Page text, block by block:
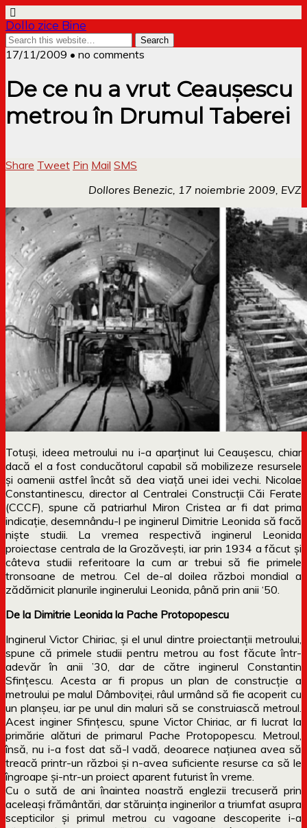
Dollo zice Bine
17/11/2009 • no comments
De ce nu a vrut Ceauşescu
metrou în Drumul Taberei
Share Tweet Pin Mail SMS
Dollores Benezic, 17 noiembrie 2009, EVZ
Totuşi, ideea metroului nu i-a aparţinut lui Ceauşescu, chiar
dacă el a fost conducătorul capabil să mobilizeze resursele
şi oamenii astfel încât să dea viaţă unei idei vechi. Nicolae
Constantinescu, director al Centralei Construcţii Căi Ferate
(CCCF), spune că patriarhul Miron Cristea ar fi dat prima
indicaţie, desemnându-l pe inginerul Dimitrie Leonida să facă
nişte studii. La vremea respectivă inginerul Leonida
proiectase centrala de la Grozăveşti, iar prin 1934 a făcut şi
câteva studii referitoare la cum ar trebui să fie primele
tronsoane de metrou. Cel de-al doilea război mondial a
zădărnicit planurile inginerului Leonida, până prin anii ‘50.
De la Dimitrie Leonida la Pache Protopopescu
Inginerul Victor Chiriac, şi el unul dintre proiectanţii metroului,
spune că primele studii pentru metrou au fost făcute într-
adevăr în anii ’30, dar de către inginerul Constantin
Sfinţescu. Acesta ar fi propus un plan de construcţie a
metroului pe malul Dâmboviţei, râul urmând să fie acoperit cu
un planşeu, iar pe unul din maluri să se construiască metroul.
Acest inginer Sfinţescu, spune Victor Chiriac, ar fi lucrat la
primărie alături de primarul Pache Protopopescu. Metroul,
însă, nu i-a fost dat să-l vadă, deoarece naţiunea avea să
treacă printr-un război şi n-avea suficiente resurse ca să le
îngroape şi-ntr-un proiect aparent futurist în vreme.
Cu o sută de ani înaintea noastră englezii trecuseră prin
aceleaşi frământări, dar stăruinţa inginerilor a triumfat asupra
scepticilor şi primul metrou cu vagoane descoperite i-a